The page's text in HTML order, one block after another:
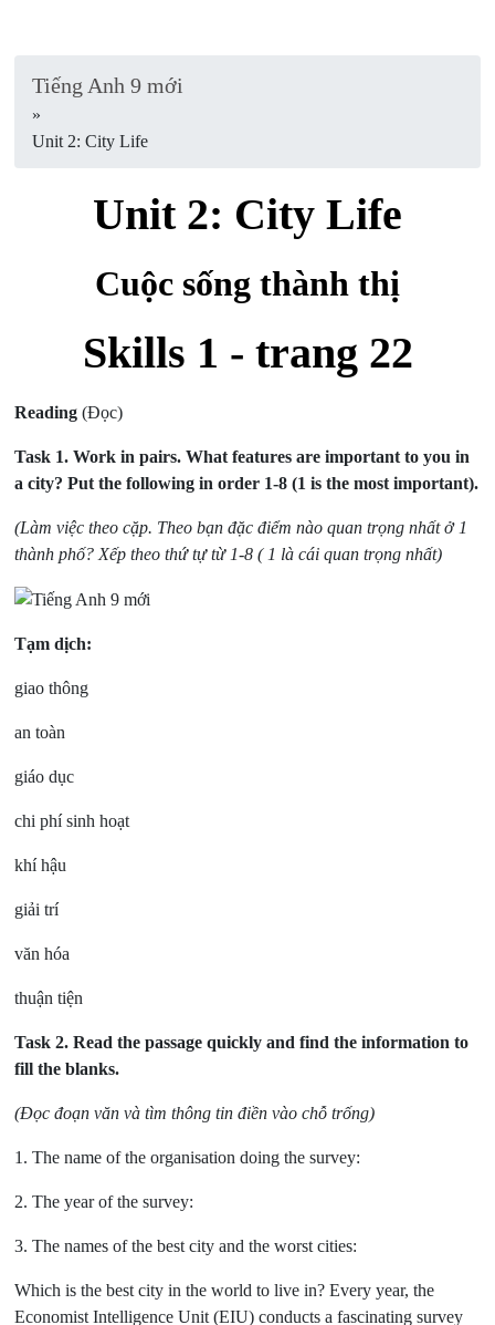
Tiếng Anh 9 mới
»
Unit 2: City Life
Unit 2: City Life
Cuộc sống thành thị
Skills 1 - trang 22
Reading (Đọc)
Task 1.Work in pairs. What features are important to you in
a city? Put the following in order 1-8 (1 is the most important).
(Làm việc theo cặp. Theo bạn đặc điểm nào quan trọng nhất ở 1
thành phố? Xếp theo thứ tự từ 1-8 ( 1 là cái quan trọng nhất)
Tạm dịch:
giao thông
an toàn
giáo dục
chi phí sinh hoạt
khí hậu
giải trí
văn hóa
thuận tiện
Task 2.Read the passage quickly and find the information to
fill the blanks.
(Đọc đoạn văn và tìm thông tin điền vào chỗ trống)
1. The name of the organisation doing the survey:
2. The year of the survey:
3. The names of the best city and the worst cities:
Which is the best city in the world to live in? Every year, the
Economist Intelligence Unit (EIU) conducts a fascinating survey